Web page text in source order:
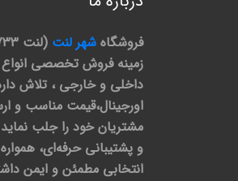
فروشگاه شهر لنت
زمینه فروش تخصصی
داخلی و خارجی ، تلاش
اورجینال،قیمت مناسب و
مشتریان خود را جلب
و پشتیبانی حرفه‌ای،
انتخابی مطمئن و ایمن